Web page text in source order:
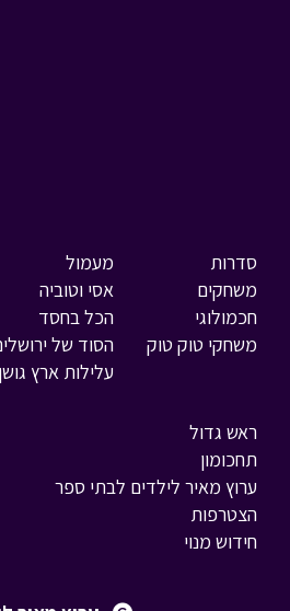
סדרות
משחקים
חכמולוגי
משחקי טוק טוק
מעמול
אסי וטוביה
הכל בחסד
הסוד של
עלילות ארץ גושן
ראש גדול
תחכומון
ערוץ מאיר לילדים לבתי ספר
הצטרפות
חידוש מנוי